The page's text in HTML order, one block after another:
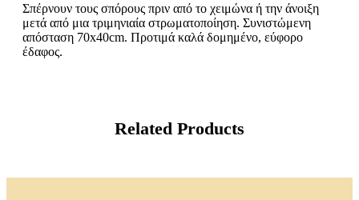
Σπέρνουν τους σπόρους πριν από το χειμώνα ή την άνοιξη
μετά από μια τριμηνιαία στρωματοποίηση. Συνιστώμενη
απόσταση 70x40cm. Προτιμά καλά δομημένο, εύφορο
έδαφος.
Related Products